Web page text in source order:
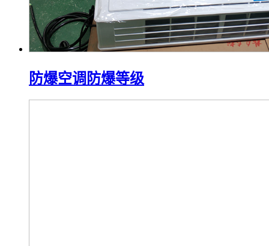
防爆空调防爆等级